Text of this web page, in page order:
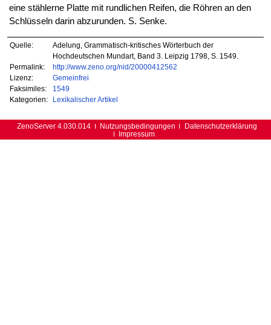
eine stählerne Platte mit rundlichen Reifen, die Röhren an den
Schlüsseln darin abzurunden. S. Senke.
Quelle:
Adelung, Grammatisch-kritisches Wörterbuch der
Hochdeutschen Mundart, Band 3. Leipzig 1798, S. 1549.
Permalink:
http://www.zeno.org/nid/20000412562
Lizenz:
Gemeinfrei
Faksimiles:
1549
Kategorien:
Lexikalischer Artikel
ZenoServer 4.030.014 Nutzungsbedingungen
Datenschutzerklärung
Impressum